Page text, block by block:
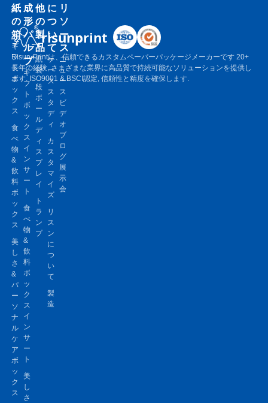
紙
の
箱
ギ
フ
ト
ボ
ッ
ク
ス
食
べ
物
&
飲
料
ボ
ッ
ク
ス
美
し
さ
&
パ
ー
ソ
ナ
ル
ケ
ア
ボ
ッ
ク
ス
成
形
パ
ル
プ
ギ
フ
ト
ボ
ッ
ク
ス
イ
ン
サ
ー
ト
食
べ
物
&
飲
料
ボ
ッ
ク
ス
イ
ン
サ
ー
ト
美
し
さ
他
の
製
品
紙
袋
段
ボ
ー
ル
デ
ィ
ス
プ
レ
イ
ト
ラ
ン
プ
に
つ
い
て
ケ
ー
ス
ス
タ
デ
ィ
カ
ス
タ
マ
イ
ズ
リ
ス
ン
に
つ
い
て
製
造
リ
ソ
ー
ス
ニ
ュ
ー
ス
ビ
デ
オ
ブ
ロ
グ
展
示
会
risunprint
Risun-Printは、信頼できるカスタムペーパーパッケージメーカーです 20+
長年の経験, さまざまな業界に高品質で持続可能なソリューションを提供し
ます. ISO9001 & BSCI認定, 信頼性と精度を確保します.